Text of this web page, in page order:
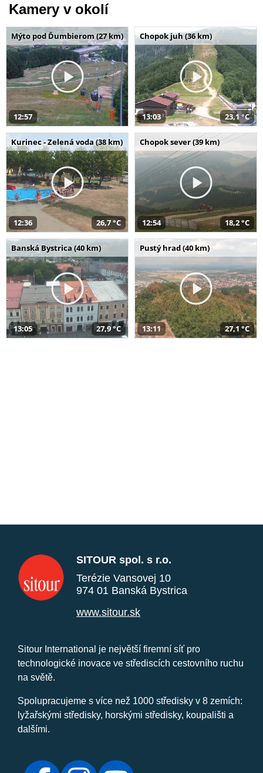
Kamery v okolí
Mýto pod Ďumbierom (27 km)
12:57
Chopok juh (36 km)
13:03 23,1 °C
Kurinec - Zelená voda (38 km)
12:36 26,7 °C
Chopok sever (39 km)
12:54 18,2 °C
Banská Bystrica (40 km)
13:05 27,9 °C
Pustý hrad (40 km)
13:11 27,1 °C
SITOUR spol. s r.o.
Terézie Vansovej 10
974 01 Banská Bystrica
www.sitour.sk
Sitour International je největší firemní síť pro
technologické inovace ve střediscích cestovního ruchu
na světě.
Spolupracujeme s více než 1000 středisky v 8 zemích:
lyžařskými středisky, horskými středisky, koupališti a
dalšími.